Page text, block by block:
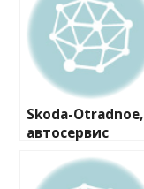
Skoda-Otradnoe,
автосервис